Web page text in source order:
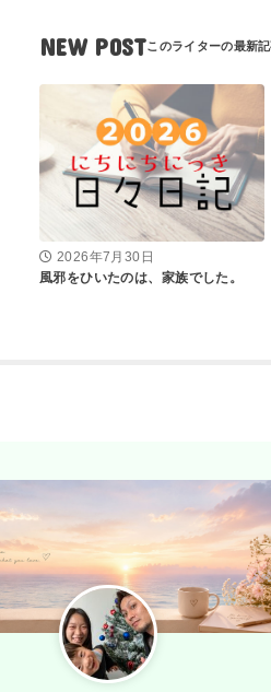
NEW POST
2026年7月30日
風邪をひいたのは、家族でした。